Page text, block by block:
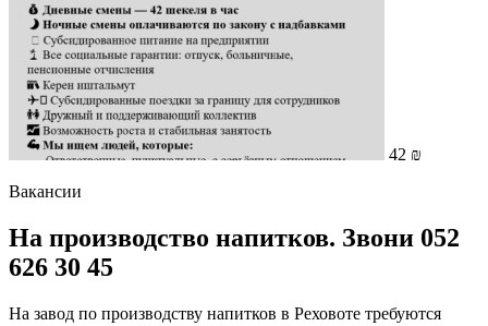
42 ₪
Вакансии
На производство напитков. Звони 052
626 30 45
На завод по производству напитков в Реховоте требуются